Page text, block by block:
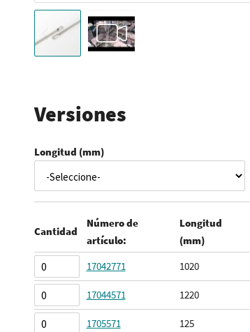
comienzo
de
galería
imágenes
Versiones
Longitud (mm)
Elementos
de
artículos
agrupados
Cantidad
Número de
artículo:
Longitud
(mm)
17042771
1020
17044571 1220
1705571 125